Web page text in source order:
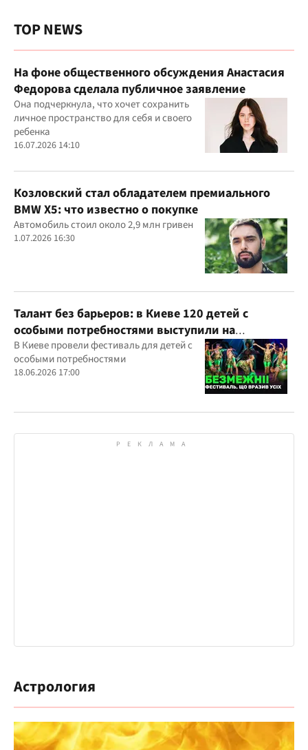
TOP NEWS
На фоне общественного обсуждения Анастасия
Федорова сделала публичное заявление
Она подчеркнула, что хочет сохранить
личное пространство для себя и своего
ребенка
16.07.2026 14:10
Козловский стал обладателем премиального
BMW X5: что известно о покупке
Автомобиль стоил около 2,9 млн гривен
1.07.2026 16:30
Талант без барьеров: в Киеве 120 детей с
особыми потребностями выступили на
всеукраинском фестивале
В Киеве провели фестиваль для детей с
особыми потребностями
18.06.2026 17:00
Астрология